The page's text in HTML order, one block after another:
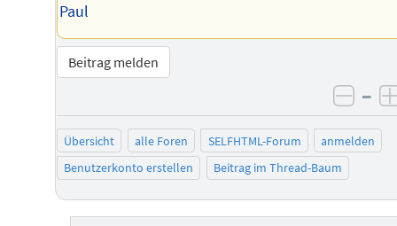
Paul
Beitrag melden
–
Übersicht alle Foren SELFHTML-Forum
anmelden
Benutzerkonto erstellen
Beitrag im Thread-Baum